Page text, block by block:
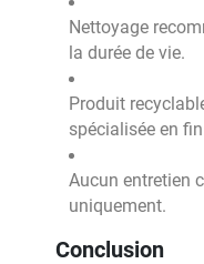
Nettoyage
la durée de vie.
Produit
spécialisée en
Aucun entretien
uniquement.
Conclusion